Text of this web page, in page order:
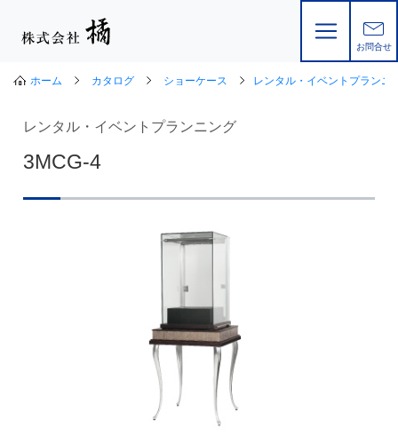
お問合せ
ホーム カタログ ショーケース レンタル・イベントプランニ
レンタル・イベントプランニング
3MCG-4